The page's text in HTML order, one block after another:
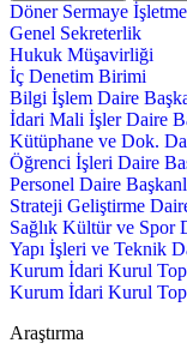
Döner Sermaye
Genel Sekreterlik
Hukuk Müşavirliği
İç Denetim Birimi
Bilgi İşlem Daire
İdari Mali İşler Daire
Kütüphane ve Dok.
Öğrenci İşleri Daire
Personel Daire
Strateji Geliştirme
Sağlık Kültür ve Spor
Yapı İşleri ve Teknik
Kurum İdari Kurul
Kurum İdari Kurul
Araştırma